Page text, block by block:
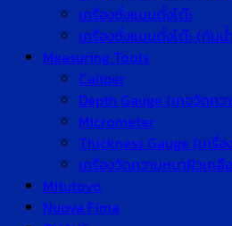
เครื่องชั่งแบบตั้งโต๊ะ
เครื่องชั่งแบบตั้งโต๊ะ (กันน้
Measuring Tools
Caliper
Depth Gauge (เกจวัดคว
Micrometer
Thickness Gauge (เครื่
เครื่องวัดความหนาผิวเคลื
Mitutoyo
Nuova Fima